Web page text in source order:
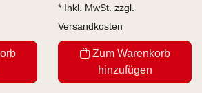
* Inkl. MwSt. zzgl.
Versandkosten
Zum Warenkorb
hinzufügen